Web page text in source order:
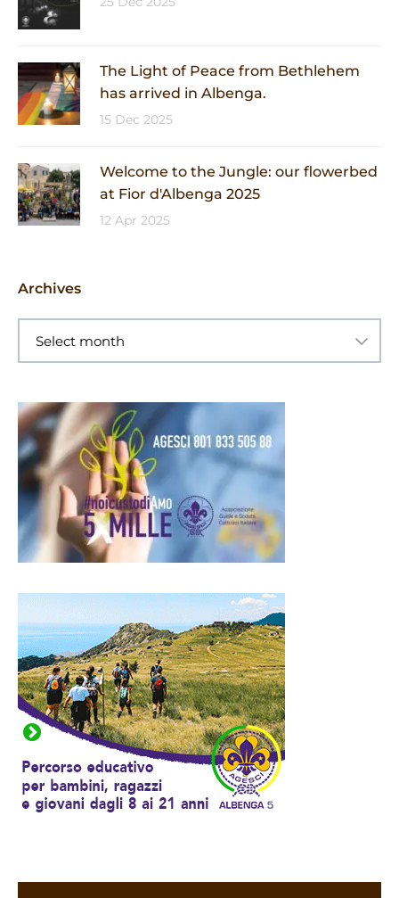
The Light of Peace from Bethlehem
has arrived in Albenga.
15 Dec 2025
Welcome to the Jungle: our flowerbed
at Fior d'Albenga 2025
12 Apr 2025
Archives